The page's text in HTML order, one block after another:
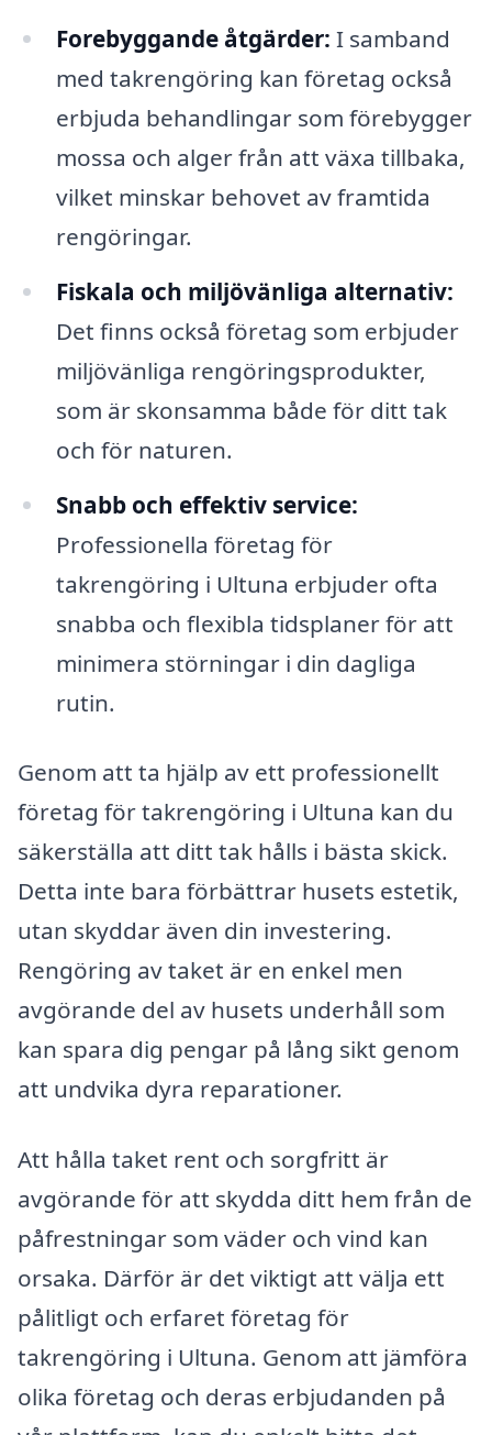
Forebyggande åtgärder: I samband
med takrengöring kan företag också
erbjuda behandlingar som förebygger
mossa och alger från att växa tillbaka,
vilket minskar behovet av framtida
rengöringar.
Fiskala och miljövänliga alternativ:
Det finns också företag som erbjuder
miljövänliga rengöringsprodukter,
som är skonsamma både för ditt tak
och för naturen.
Snabb och effektiv service:
Professionella företag för
takrengöring i Ultuna erbjuder ofta
snabba och flexibla tidsplaner för att
minimera störningar i din dagliga
rutin.
Genom att ta hjälp av ett professionellt
företag för takrengöring i Ultuna kan du
säkerställa att ditt tak hålls i bästa skick.
Detta inte bara förbättrar husets estetik,
utan skyddar även din investering.
Rengöring av taket är en enkel men
avgörande del av husets underhåll som
kan spara dig pengar på lång sikt genom
att undvika dyra reparationer.
Att hålla taket rent och sorgfritt är
avgörande för att skydda ditt hem från de
påfrestningar som väder och vind kan
orsaka. Därför är det viktigt att välja ett
pålitligt och erfaret företag för
takrengöring i Ultuna. Genom att jämföra
olika företag och deras erbjudanden på